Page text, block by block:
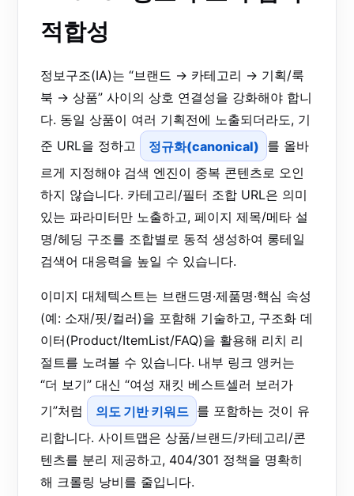
적합성
정보구조(IA)는 “브랜드 → 카테고리 → 기획/룩
북 → 상품” 사이의 상호 연결성을 강화해야 합니
다. 동일 상품이 여러 기획전에 노출되더라도, 기
준 URL을 정하고
정규화(canonical) 를 올바
르게 지정해야 검색 엔진이 중복 콘텐츠로 오인
하지 않습니다. 카테고리/필터 조합 URL은 의미
있는 파라미터만 노출하고, 페이지 제목/메타 설
명/헤딩 구조를 조합별로 동적 생성하여 롱테일
검색어 대응력을 높일 수 있습니다.
이미지 대체텍스트는 브랜드명·제품명·핵심 속성
(예: 소재/핏/컬러)을 포함해 기술하고, 구조화 데
이터(Product/ItemList/FAQ)을 활용해 리치 리
절트를 노려볼 수 있습니다. 내부 링크 앵커는
“더 보기” 대신 “여성 재킷 베스트셀러 보러가
기”처럼
의도 기반 키워드 를 포함하는 것이 유
리합니다. 사이트맵은 상품/브랜드/카테고리/콘
텐츠를 분리 제공하고, 404/301 정책을 명확히
해 크롤링 낭비를 줄입니다.